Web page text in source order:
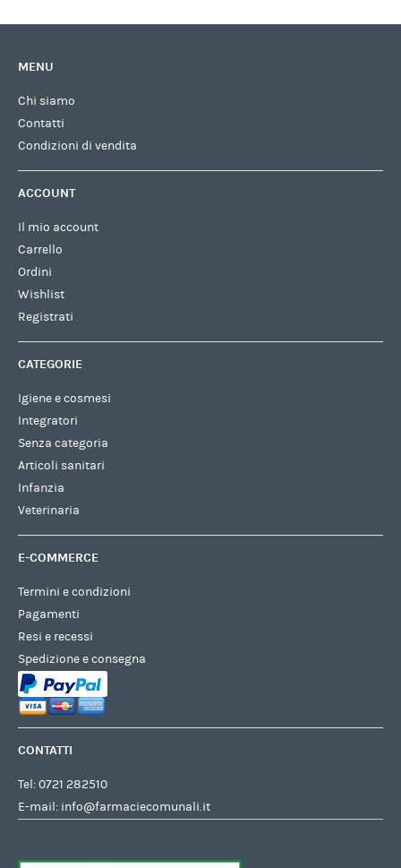
MENU
Chi siamo
Contatti
Condizioni di vendita
ACCOUNT
Il mio account
Carrello
Ordini
Wishlist
Registrati
CATEGORIE
Igiene e cosmesi
Integratori
Senza categoria
Articoli sanitari
Infanzia
Veterinaria
E-COMMERCE
Termini e condizioni
Pagamenti
Resi e recessi
Spedizione e consegna
CONTATTI
Tel:0721 282510
E-mail: info@farmaciecomunali.it